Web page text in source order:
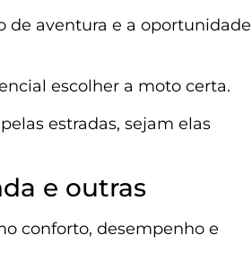
de aventura e a oportunidade
escolher a moto certa.
estradas, sejam elas
e outras
conforto, desempenho e